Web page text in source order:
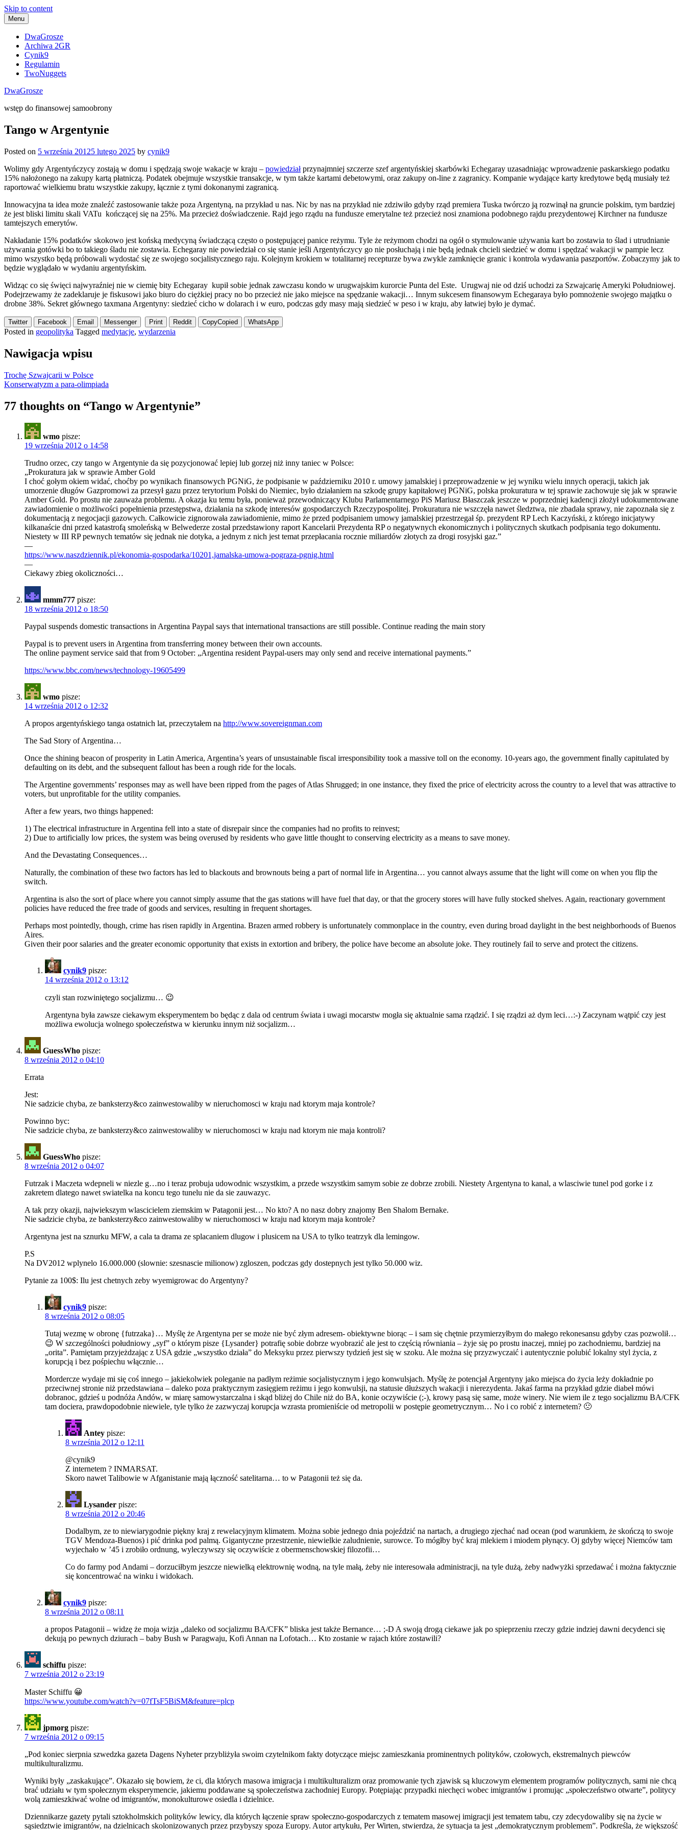
Skip to content
Menu
DwaGrosze
Archiwa 2GR
Cynik9
Regulamin
TwoNuggets
DwaGrosze
wstęp do finansowej samoobrony
Tango w Argentynie
Posted on 5 września 20125 lutego 2025 by cynik9
Wolimy gdy Argentyńczycy zostają w domu i spędzają swoje wakacje w kraju – powiedziałprzynajmniej szczerze szef argentyńskiej skarbówki Echegaray uzasadniając wprowadzenie paskarskiego podatku
15% nałożonego na zakupy kartą płatniczą. Podatek obejmuje wszystkie transakcje, w tym także kartami debetowymi, oraz zakupy on-line z zagranicy. Kompanie wydające karty kredytowe będą musiały też
raportować wielkiemu bratu wszystkie zakupy, łącznie z tymi dokonanymi zagranicą.
Innowacyjna ta idea może znaleźć zastosowanie także poza Argentyną, na przykład u nas. Nic by nas na przykład nie zdziwiło gdyby rząd premiera Tuska twórczo ją rozwinął na gruncie polskim, tym bardziej
że jest bliski limitu skali VATu kończącej się na 25%. Ma przecież doświadczenie. Rajd jego rządu na fundusze emerytalne też przecież nosi znamiona podobnego rajdu prezydentowej Kirchner na fundusze
tamtejszych emerytów.
Nakładanie 15% podatków skokowo jest końską medycyną świadczącą często o postępującej panice reżymu. Tyle że reżymom chodzi na ogół o stymulowanie używania kart bo zostawia to ślad i utrudnianie
używania gotówki bo to takiego śladu nie zostawia. Echegaray nie powiedział co się stanie jeśli Argentyńczycy go nie posłuchają i nie będą jednak chcieli siedzieć w domu i spędzać wakacji w pampie lecz
mimo wszystko będą próbowali wydostać się ze swojego socjalistycznego raju. Kolejnym krokiem w totalitarnej recepturze bywa zwykle zamknięcie granic i kontrola wydawania paszportów. Zobaczymy jak to
będzie wyglądało w wydaniu argentyńskim.
Widząc co się święci najwyraźniej nie w ciemię bity Echegaray kupił sobie jednak zawczasu kondo w urugwajskim kurorcie Punta del Este. Urugwaj nie od dziś uchodzi za Szwajcarię Ameryki Południowej.
Podejrzewamy że zadeklaruje je fiskusowi jako biuro do ciężkiej pracy no bo przecież nie jako miejsce na spędzanie wakacji… Innym sukcesem finansowym Echegaraya było pomnożenie swojego majątku o
drobne 38%. Sekret głównego taxmana Argentyny: siedzieć cicho w dolarach i w euro, podczas gdy masy mają siedzieć w peso i w kraju, aby łatwiej było je dymać.
Twitter Facebook Email Messenger Print Reddit CopyCopied WhatsApp
Posted in geopolityka Tagged medytacje, wydarzenia
Nawigacja wpisu
Trochę Szwajcarii w Polsce
Konserwatyzm a para-olimpiada
77 thoughts on “Tango w Argentynie”
wmo pisze:
19 września 2012 o 14:58
Trudno orzec, czy tango w Argentynie da się pozycjonować lepiej lub gorzej niż inny taniec w Polsce:
„Prokuratura jak w sprawie Amber Gold
I choć gołym okiem widać, choćby po wynikach finansowych PGNiG, że podpisanie w październiku 2010 r. umowy jamalskiej i przeprowadzenie w jej wyniku wielu innych operacji, takich jak
umorzenie długów Gazpromowi za przesył gazu przez terytorium Polski do Niemiec, było działaniem na szkodę grupy kapitałowej PGNiG, polska prokuratura w tej sprawie zachowuje się jak w sprawie
Amber Gold. Po prostu nie zauważa problemu. A okazja ku temu była, ponieważ przewodniczący Klubu Parlamentarnego PiS Mariusz Błaszczak jeszcze w poprzedniej kadencji złożył udokumentowane
zawiadomienie o możliwości popełnienia przestępstwa, działania na szkodę interesów gospodarczych Rzeczypospolitej. Prokuratura nie wszczęła nawet śledztwa, nie zbadała sprawy, nie zapoznała się z
dokumentacją z negocjacji gazowych. Całkowicie zignorowała zawiadomienie, mimo że przed podpisaniem umowy jamalskiej przestrzegał śp. prezydent RP Lech Kaczyński, z którego inicjatywy
kilkanaście dni przed katastrofą smoleńską w Belwederze został przedstawiony raport Kancelarii Prezydenta RP o negatywnych ekonomicznych i politycznych skutkach podpisania tego dokumentu.
Niestety w III RP pewnych tematów się jednak nie dotyka, a jednym z nich jest temat przepłacania rocznie miliardów złotych za drogi rosyjski gaz.”
—
https://www.naszdziennik.pl/ekonomia-gospodarka/10201,jamalska-umowa-pograza-pgnig.html
—
Ciekawy zbieg okoliczności…
mmm777 pisze:
18 września 2012 o 18:50
Paypal suspends domestic transactions in Argentina Paypal says that international transactions are still possible. Continue reading the main story
Paypal is to prevent users in Argentina from transferring money between their own accounts.
The online payment service said that from 9 October: „Argentina resident Paypal-users may only send and receive international payments.”
https://www.bbc.com/news/technology-19605499
wmo pisze:
14 września 2012 o 12:32
A propos argentyńskiego tanga ostatnich lat, przeczytałem na http://www.sovereignman.com
The Sad Story of Argentina…
Once the shining beacon of prosperity in Latin America, Argentina’s years of unsustainable fiscal irresponsibility took a massive toll on the economy. 10-years ago, the government finally capitulated by
defaulting on its debt, and the subsequent fallout has been a rough ride for the locals.
The Argentine governments’ responses may as well have been ripped from the pages of Atlas Shrugged; in one instance, they fixed the price of electricity across the country to a level that was attractive to
voters, but unprofitable for the utility companies.
After a few years, two things happened:
1) The electrical infrastructure in Argentina fell into a state of disrepair since the companies had no profits to reinvest;
2) Due to artificially low prices, the system was being overused by residents who gave little thought to conserving electricity as a means to save money.
And the Devastating Consequences…
Naturally, the combination of these two factors has led to blackouts and brownouts being a part of normal life in Argentina… you cannot always assume that the light will come on when you flip the
switch.
Argentina is also the sort of place where you cannot simply assume that the gas stations will have fuel that day, or that the grocery stores will have fully stocked shelves. Again, reactionary government
policies have reduced the free trade of goods and services, resulting in frequent shortages.
Perhaps most pointedly, though, crime has risen rapidly in Argentina. Brazen armed robbery is unfortunately commonplace in the country, even during broad daylight in the best neighborhoods of Buenos
Aires.
Given their poor salaries and the greater economic opportunity that exists in extortion and bribery, the police have become an absolute joke. They routinely fail to serve and protect the citizens.
cynik9 pisze:
14 września 2012 o 13:12
czyli stan rozwiniętego socjalizmu… 😉
Argentyna była zawsze ciekawym eksperymentem bo będąc z dala od centrum świata i uwagi mocarstw mogła się aktualnie sama rządzić. I się rządzi aż dym leci…:-) Zaczynam wątpić czy jest
możliwa ewolucja wolnego społeczeństwa w kierunku innym niż socjalizm…
GuessWho pisze:
8 września 2012 o 04:10
Errata
Jest:
Nie sadzicie chyba, ze banksterzy&co zainwestowaliby w nieruchomosci w kraju nad ktorym maja kontrole?
Powinno byc:
Nie sadzicie chyba, ze banksterzy&co zainwestowaliby w nieruchomosci w kraju nad ktorym nie maja kontroli?
GuessWho pisze:
8 września 2012 o 04:07
Futrzak i Maczeta wdepneli w niezle g…no i teraz probuja udowodnic wszystkim, a przede wszystkim samym sobie ze dobrze zrobili. Niestety Argentyna to kanal, a wlasciwie tunel pod gorke i z
zakretem dlatego nawet swiatelka na koncu tego tunelu nie da sie zauwazyc.
A tak przy okazji, najwiekszym wlascicielem ziemskim w Patagonii jest… No kto? A no nasz dobry znajomy Ben Shalom Bernake.
Nie sadzicie chyba, ze banksterzy&co zainwestowaliby w nieruchomosci w kraju nad ktorym maja kontrole?
Argentyna jest na sznurku MFW, a cala ta drama ze splacaniem dlugow i plusicem na USA to tylko teatrzyk dla lemingow.
P.S
Na DV2012 wplynelo 16.000.000 (slownie: szesnascie milionow) zgloszen, podczas gdy dostepnych jest tylko 50.000 wiz.
Pytanie za 100$: Ilu jest chetnych zeby wyemigrowac do Argentyny?
cynik9 pisze:
8 września 2012 o 08:05
Tutaj wezmę w obronę {futrzaka}… Myślę że Argentyna per se może nie być złym adresem- obiektywne biorąc – i sam się chętnie przymierzyłbym do małego rekonesansu gdyby czas pozwolił…
😉 W szczególności południowy „syf” o którym pisze {Lysander} potrafię sobie dobrze wyobrazić ale jest to częścią równiania – żyje się po prostu inaczej, mniej po zachodniemu, bardziej na
„orita”. Pamiętam przyjeżdzając z USA gdzie „wszystko działa” do Meksyku przez pierwszy tydzień jest się w szoku. Ale można się przyzwyczaić i autentycznie polubić lokalny styl życia, z
korupcją i bez pośpiechu włącznie…
Mordercze wydaje mi się coś innego – jakiekolwiek poleganie na padłym reżimie socjalistycznym i jego konwulsjach. Myślę że potencjał Argentyny jako miejsca do życia leży dokładnie po
przeciwnej stronie niż przedstawiana – daleko poza praktycznym zasięgiem reżimu i jego konwulsji, na statusie dłuższych wakacji i nierezydenta. Jakaś farma na przykład gdzie diabeł mówi
dobranoc, gdzieś u podnóża Andów, w miarę samowystarczalna i skąd bliżej do Chile niż do BA, konie oczywiście (;-), krowy pasą się same, może winery. Nie wiem ile z tego socjalizmu BA/CFK
tam dociera, prawdopodobnie niewiele, tyle tylko że zazwyczaj korupcja wzrasta promieniście od metropolii w postępie geometrycznym… No i co robić z internetem? 🙁
Antey pisze:
8 września 2012 o 12:11
@cynik9
Z internetem ? INMARSAT.
Skoro nawet Talibowie w Afganistanie mają łączność satelitarna… to w Patagonii też się da.
Lysander pisze:
8 września 2012 o 20:46
Dodalbym, ze to niewiarygodnie piękny kraj z rewelacyjnym klimatem. Można sobie jednego dnia pojeździć na nartach, a drugiego zjechać nad ocean (pod warunkiem, że skończą to swoje
TGV Mendoza-Buenos) i pić drinka pod palmą. Gigantyczne przestrzenie, niewielkie zaludnienie, surowce. To mógłby być kraj mlekiem i miodem płynący. Oj gdyby więcej Niemców tam
wyjechało w ’45 i zrobiło ordnung, wyleczywszy się oczywiście z obermenschowskiej filozofii…
Co do farmy pod Andami – dorzuciłbym jeszcze niewielką elektrownię wodną, na tyle małą, żeby nie interesowała administracji, na tyle dużą, żeby nadwyżki sprzedawać i można faktycznie
się koncentrować na winku i widokach.
cynik9 pisze:
8 września 2012 o 08:11
a propos Patagonii – widzę że moja wizja „daleko od socjalizmu BA/CFK” bliska jest także Bernance… ;-D A swoją drogą ciekawe jak po spieprzeniu rzeczy gdzie indziej dawni decydenci się
dekują po pewnych dziurach – baby Bush w Paragwaju, Kofi Annan na Lofotach… Kto zostanie w rajach które zostawili?
schiffu pisze:
7 września 2012 o 23:19
Master Schiffu 😀
https://www.youtube.com/watch?v=07fTsF5BiSM&feature=plcp
jpmorg pisze:
7 września 2012 o 09:15
„Pod koniec sierpnia szwedzka gazeta Dagens Nyheter przybliżyła swoim czytelnikom fakty dotyczące miejsc zamieszkania prominentnych polityków, czołowych, ekstremalnych piewców
multikulturalizmu.
Wyniki były „zaskakujące”. Okazało się bowiem, że ci, dla których masowa imigracja i multikulturalizm oraz promowanie tych zjawisk są kluczowym elementem programów politycznych, sami nie chcą
brać udziału w tym społecznym eksperymencie, jakiemu poddawane są społeczeństwa zachodniej Europy. Potępiając przypadki niechęci wobec imigrantów i promując „społeczeństwo otwarte”, politycy
wolą zamieszkiwać wolne od imigrantów, monokulturowe osiedla i dzielnice.
Dziennikarze gazety pytali sztokholmskich polityków lewicy, dla których łączenie spraw społeczno-gospodarczych z tematem masowej imigracji jest tematem tabu, czy zdecydowaliby się na życie w
sąsiedztwie imigrantów, na dzielnicach skolonizowanych przez przybyszy spoza Europy. Autor artykułu, Per Wirten, stwierdza, że sytuacja ta jest „demokratycznym problemem”. Podkreśla, że większość